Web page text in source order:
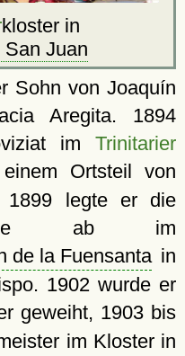
kloster in
Juan
Sohn von Joaquín
Aregita. 1894
im Trinitarier
Ortsteil von
legte er die
ab im
de la Fuensantain
1902 wurde er
geweiht, 1903 bis
im Kloster in